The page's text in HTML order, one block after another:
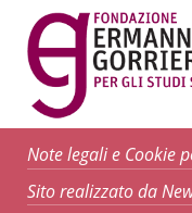
Note legali e Cookie
Sito realizzato da